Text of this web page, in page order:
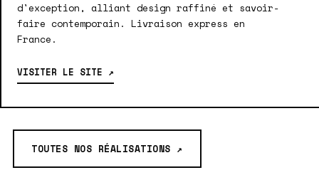
d'exception, alliant design raffiné et savoir-
faire contemporain. Livraison express en
France.
VISITER LE SITE ↗
TOUTES NOS RÉALISATIONS ↗